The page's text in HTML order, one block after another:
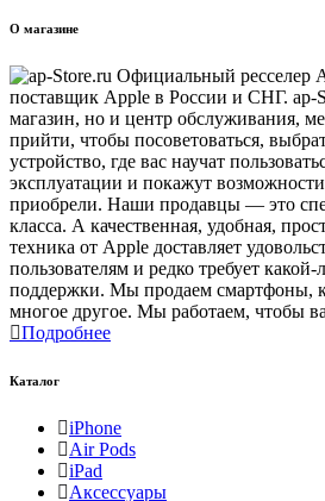
О магазине
поставщик Apple в России и СНГ. ap-
магазин, но и центр обслуживания,
прийти, чтобы посоветоваться,
устройство, где вас научат
эксплуатации и покажут
приобрели. Наши продавцы — это
класса. А качественная, удобная,
техника от Apple доставляет
пользователям и редко требует
поддержки. Мы продаем смартфоны,
многое другое. Мы работаем, чтобы
Подробнее
Каталог
iPhone
Air Pods
iPad
Аксессуары